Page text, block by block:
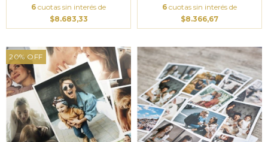
6 cuotas sin interés de
$8.683,33
6 cuotas sin interés de
$8.366,67
20% OFF